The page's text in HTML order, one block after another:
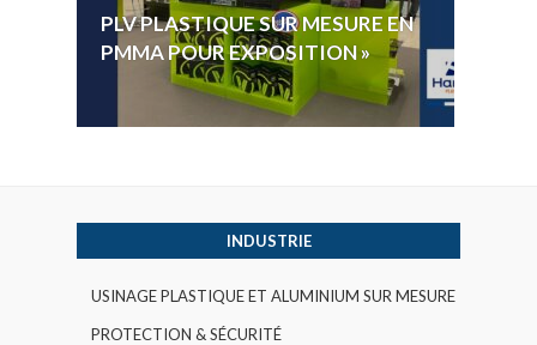
PLV PLASTIQUE SUR MESURE EN
PMMA POUR EXPOSITION »
INDUSTRIE
USINAGE PLASTIQUE ET ALUMINIUM SUR MESURE
PROTECTION & SÉCURITÉ